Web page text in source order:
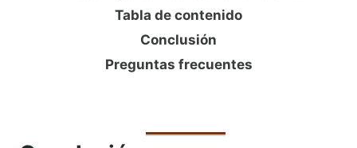
Tabla de contenido
Conclusión
Preguntas frecuentes